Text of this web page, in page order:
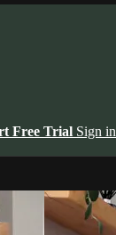
Free Trial Sign in